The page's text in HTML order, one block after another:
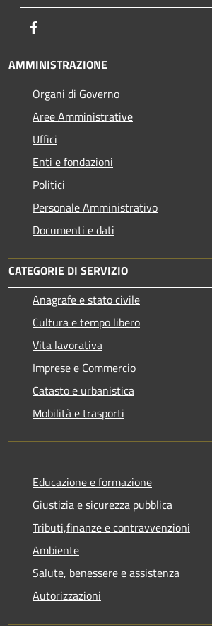
AMMINISTRAZIONE
Organi di Governo
Aree Amministrative
Uffici
Enti e fondazioni
Politici
Personale Amministrativo
Documenti e dati
CATEGORIE DI SERVIZIO
Anagrafe e stato civile
Cultura e tempo libero
Vita lavorativa
Imprese e Commercio
Catasto e urbanistica
Mobilità e trasporti
Educazione e formazione
Giustizia e sicurezza pubblica
Tributi,finanze e contravvenzioni
Ambiente
Salute, benessere e assistenza
Autorizzazioni